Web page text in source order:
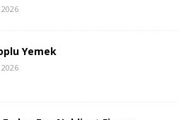
2026
Yemek
2026